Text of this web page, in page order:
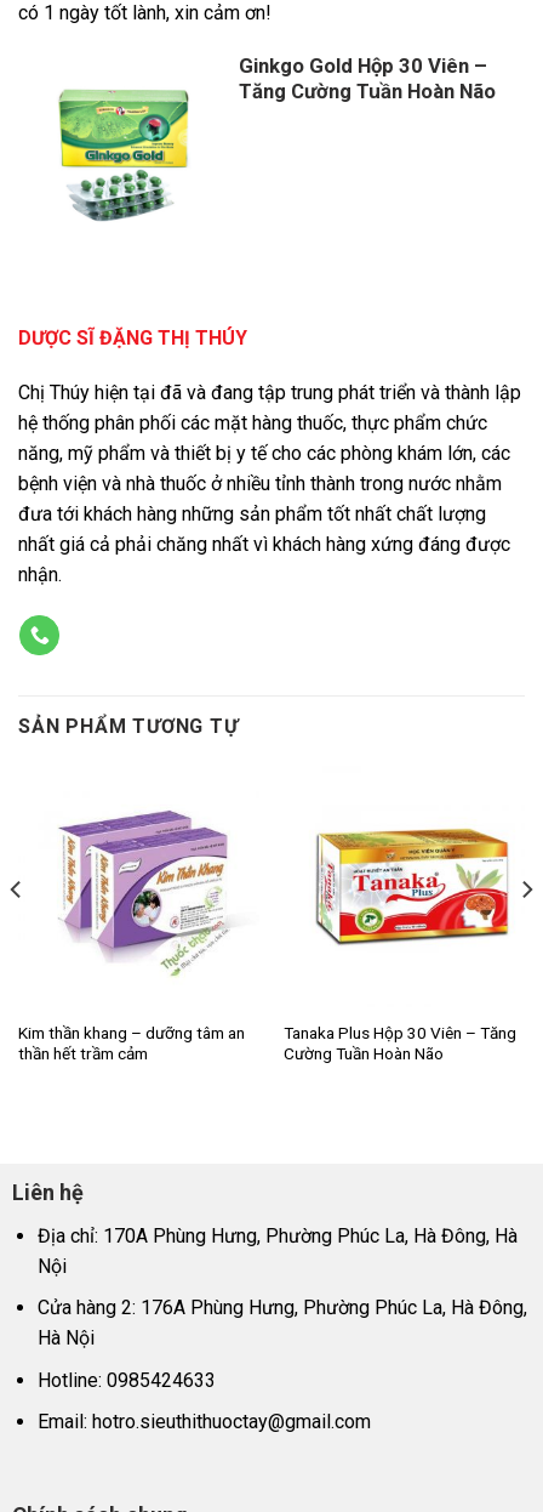
có 1 ngày tốt lành, xin cảm ơn!
Ginkgo Gold Hộp 30 Viên –
Tăng Cường Tuần Hoàn Não
DƯỢC SĨ ĐẶNG THỊ THÚY
Chị Thúy hiện tại đã và đang tập trung phát triển và thành lập
hệ thống phân phối các mặt hàng thuốc, thực phẩm chức
năng, mỹ phẩm và thiết bị y tế cho các phòng khám lớn, các
bệnh viện và nhà thuốc ở nhiều tỉnh thành trong nước nhằm
đưa tới khách hàng những sản phẩm tốt nhất chất lượng
nhất giá cả phải chăng nhất vì khách hàng xứng đáng được
nhận.
SẢN PHẨM TƯƠNG TỰ
Kim thần khang – dưỡng tâm an
thần hết trầm cảm
Tanaka Plus Hộp 30 Viên – Tăng
Cường Tuần Hoàn Não
Liên hệ
Địa chỉ: 170A Phùng Hưng, Phường Phúc La, Hà Đông, Hà
Nội
Cửa hàng 2: 176A Phùng Hưng, Phường Phúc La, Hà Đông,
Hà Nội
Hotline: 0985424633
Email: hotro.sieuthithuoctay@gmail.com